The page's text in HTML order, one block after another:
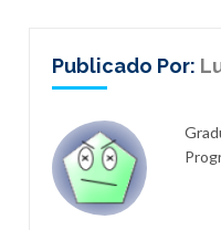
Publicado Por: